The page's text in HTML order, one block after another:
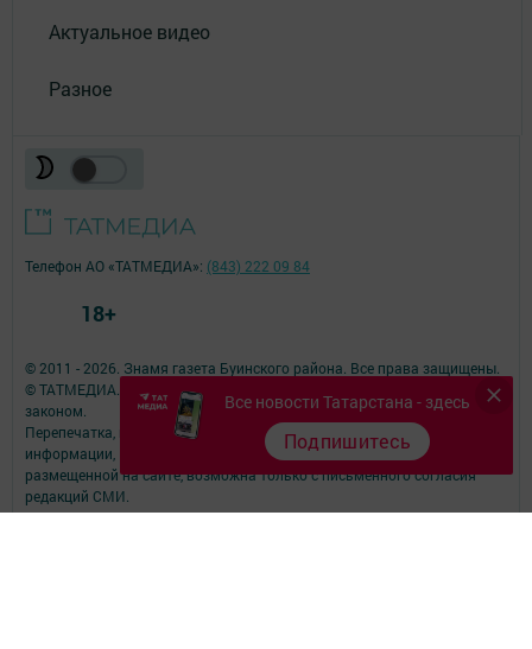
Актуальное видео
Разное
Все новости Татарстана - здесь
Подпишитесь
© 2011 - 2026. Знамя газета Буинского района. Все права защищены.
© ТАТМЕДИА. Все материалы, размещенные на сайте, защищены
законом.
Перепечатка, воспроизведение и распространение в любом объеме
информации,
размещенной на сайте, возможна только с письменного согласия
редакций СМИ.
При поддержке Республиканского агентства по печати и массовым
Телефон АО «ТАТМЕДИА»: (843) 222 09 84
18+